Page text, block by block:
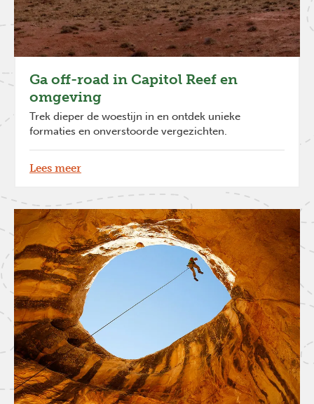
Ga off-road in Capitol Reef en
omgeving
Trek dieper de woestijn in en ontdek unieke
formaties en onverstoorde vergezichten.
Lees meer